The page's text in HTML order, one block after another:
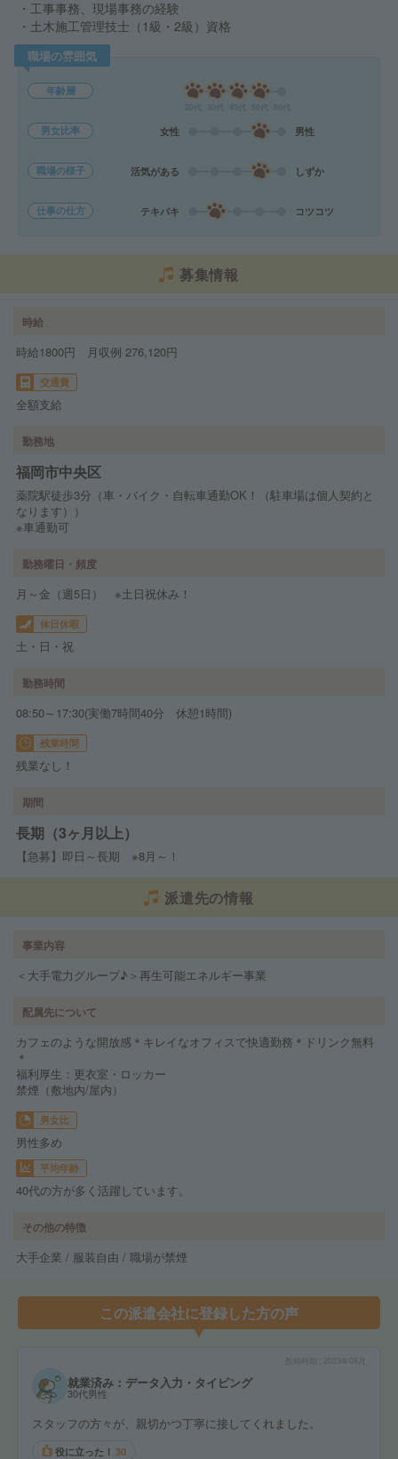
・工事事務、現場事務の経験
・土木施工管理技士（1級・2級）資格
職場の雰囲気
年齢層
男女比率 女性 男性
職場の様子 活気がある しずか
仕事の仕方 テキパキ コツコツ
募集情報
時給
時給1800円 月収例 276,120円
交通費
全額支給
勤務地
福岡市中央区
薬院駅徒歩3分（車・バイク・自転車通勤OK！（駐車場は個人契約と
なります））
※車通勤可
勤務曜日・頻度
月～金（週5日） ※土日祝休み！
休日休暇
土・日・祝
勤務時間
08:50～17:30(実働7時間40分 休憩1時間)
残業時間
残業なし！
期間
長期（3ヶ月以上）
【急募】即日～長期 ※8月～！
派遣先の情報
事業内容
＜大手電力グループ♪＞再生可能エネルギー事業
配属先について
カフェのような開放感＊キレイなオフィスで快適勤務＊ドリンク無料
＊
福利厚生：更衣室・ロッカー
禁煙（敷地内/屋内）
男女比
男性多め
平均年齢
40代の方が多く活躍しています。
その他の特徴
大手企業 / 服装自由 / 職場が禁煙
この派遣会社に登録した方の声
就業済み：データ入力・タイピング
30代男性
スタッフの方々が、親切かつ丁寧に接してくれました。
役に立った！ 30